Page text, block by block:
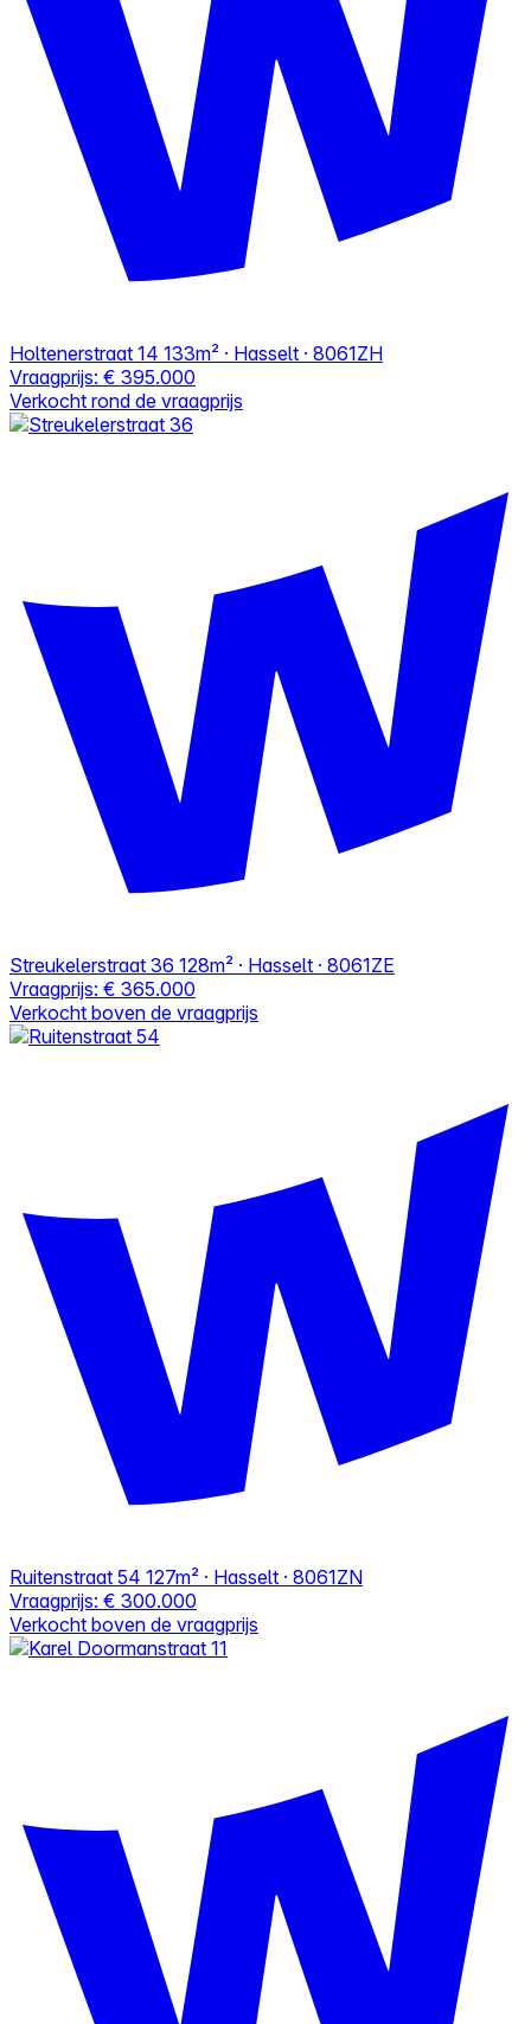
Holtenerstraat 14 133m² · Hasselt · 8061ZH
Vraagprijs: € 395.000
Verkocht rond de vraagprijs
Streukelerstraat 36 128m² · Hasselt · 8061ZE
Vraagprijs: € 365.000
Verkocht boven de vraagprijs
Ruitenstraat 54 127m² · Hasselt · 8061ZN
Vraagprijs: € 300.000
Verkocht boven de vraagprijs